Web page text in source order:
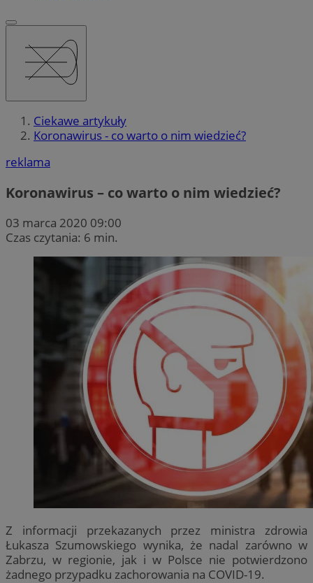
Ciekawe artykuły
Koronawirus - co warto o nim wiedzieć?
reklama
Koronawirus – co warto o nim wiedzieć?
03 marca 2020 09:00
Czas czytania: 6 min.
Z informacji przekazanych przez ministra zdrowia
Łukasza Szumowskiego wynika, że nadal zarówno w
Zabrzu, w regionie, jak i w Polsce nie potwierdzono
żadnego przypadku zachorowania na COVID-19.